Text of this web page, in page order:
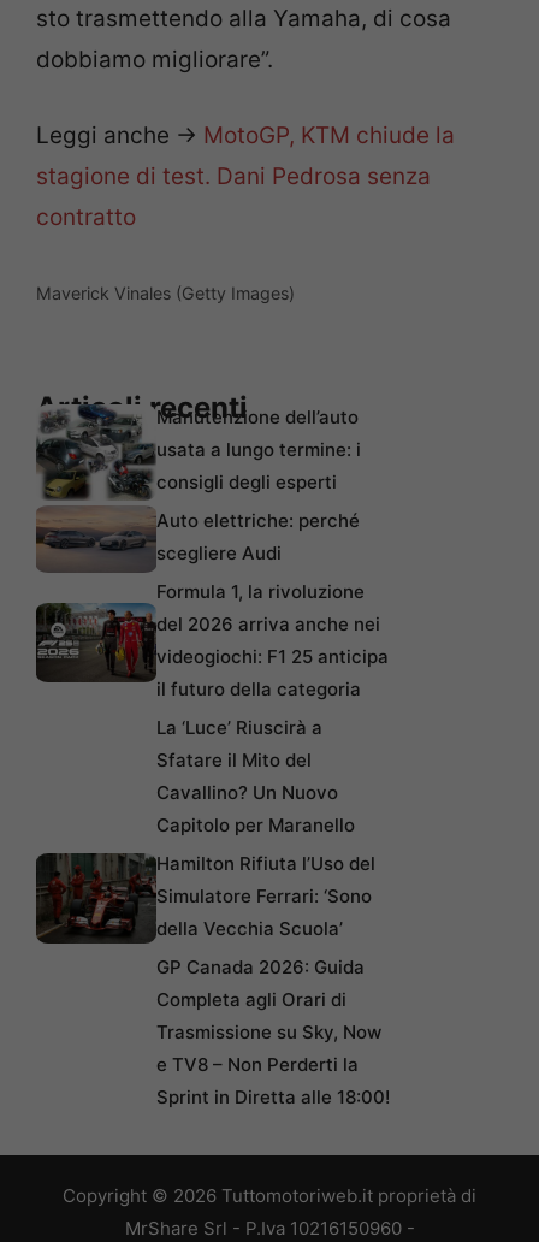
sto trasmettendo alla Yamaha, di cosa
dobbiamo migliorare”.
Leggi anche -> MotoGP, KTM chiude la
stagione di test. Dani Pedrosa senza
contratto
Maverick Vinales (Getty Images)
Articoli recentiManutenzione dell’auto
usata a lungo termine: i
consigli degli esperti
Auto elettriche: perché
scegliere Audi
Formula 1, la rivoluzione
del 2026 arriva anche nei
videogiochi: F1 25 anticipa
il futuro della categoria
La ‘Luce’ Riuscirà a
Sfatare il Mito del
Cavallino? Un Nuovo
Capitolo per Maranello
Hamilton Rifiuta l’Uso del
Simulatore Ferrari: ‘Sono
della Vecchia Scuola’
GP Canada 2026: Guida
Completa agli Orari di
Trasmissione su Sky, Now
e TV8 – Non Perderti la
Sprint in Diretta alle 18:00!
Copyright © 2026 Tuttomotoriweb.it proprietà di
MrShare Srl - P.Iva 10216150960 -